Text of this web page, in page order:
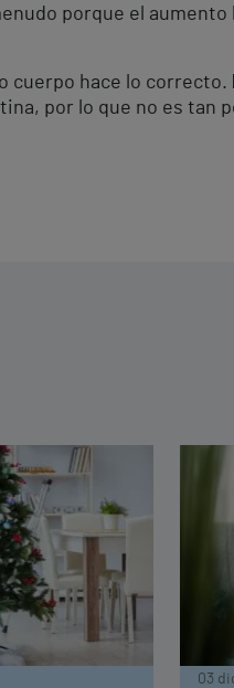
porque el
cuerpo hace lo correcto.
por lo que no es tan
03